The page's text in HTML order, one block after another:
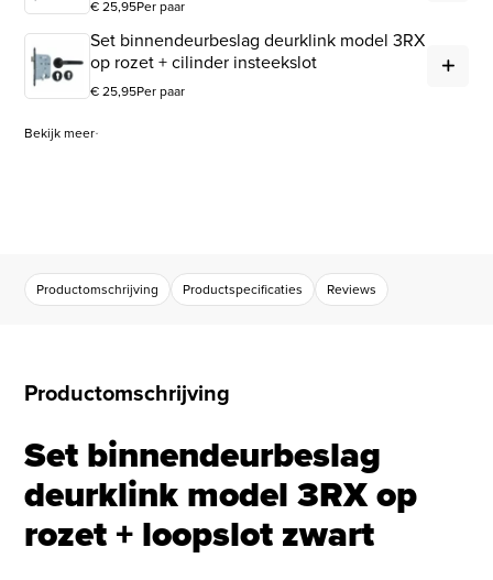
€25,95Per paar
Set binnendeurbeslag deurklink model 3RX
op rozet + cilinder insteekslot
€25,95Per paar
Bekijk meer
Productomschrijving Productspecificaties Reviews
Productomschrijving
Set binnendeurbeslag
deurklink model 3RX op
rozet + loopslot zwart